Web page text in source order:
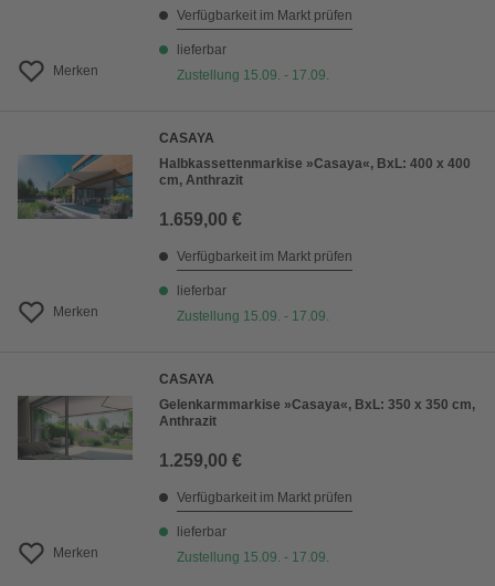
Merken
Verfügbarkeit im Markt prüfen
lieferbar
Zustellung 15.09. - 17.09.
Merken
CASAYA
Halbkassettenmarkise »Casaya«, BxL: 400 x 400
cm, Anthrazit
1.659,00 €
Verfügbarkeit im Markt prüfen
lieferbar
Zustellung 15.09. - 17.09.
Merken
CASAYA
Gelenkarmmarkise »Casaya«, BxL: 350 x 350 cm,
Anthrazit
1.259,00 €
Verfügbarkeit im Markt prüfen
lieferbar
Zustellung 15.09. - 17.09.